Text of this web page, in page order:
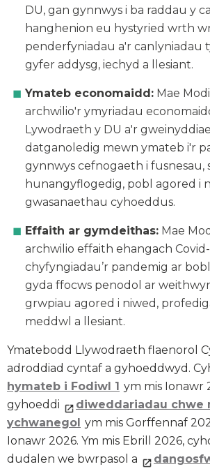
DU, gan gynnwys i ba raddau y
hanghenion eu hystyried wrth
penderfyniadau a'r canlyniadau
gyfer addysg, iechyd a llesiant.
Ymateb economaidd: Mae
archwilio'r ymyriadau
Lywodraeth y DU a'r
datganoledig mewn ymateb i'r
gynnwys cefnogaeth i fusnesau,
hunangyflogedig, pobl agored i
gwasanaethau cyhoeddus.
Effaith ar gymdeithas: Mae
archwilio effaith ehangach Covid-
chyfyngiadau’r pandemig ar
gyda ffocws penodol ar
grwpiau agored i niwed,
meddwl a llesiant.
Ymatebodd Llywodraeth flaenorol
adroddiad cyntaf a gyhoeddwyd.
hymateb i Fodiwl 1 ym mis Ionawr
gyhoeddi
diweddariadau chwe
ychwanegol ym mis Gorffennaf
Ionawr 2026. Ym mis Ebrill 2026,
dudalen we bwrpasol a